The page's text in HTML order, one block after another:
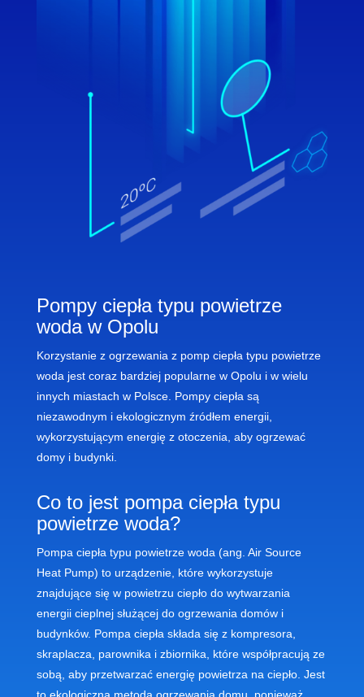
Pompyciepłatypu powietrze
wodawOpolu
Korzystaniezogrzewaniazpompciepłatypu powietrze
wodajestcorazbardziejpopularnewOpolu iwwielu
innych miastach wPolsce. Pompyciepłasą
niezawodnym iekologicznym źródłem energii,
wykorzystującym energięzotoczenia, abyogrzewać
domyibudynki.
Cotojestpompaciepłatypu
powietrzewoda?
Pompaciepłatypu powietrzewoda (ang. Air Source
Heat Pump) tourządzenie, którewykorzystuje
znajdującesięwpowietrzu ciepłodowytwarzania
energiicieplnej służącej do ogrzewania domów i
budynków. Pompaciepłaskładasięzkompresora,
skraplacza, parownikaizbiornika, którewspółpracująze
sobą, abyprzetwarzaćenergiępowietrzanaciepło. Jest